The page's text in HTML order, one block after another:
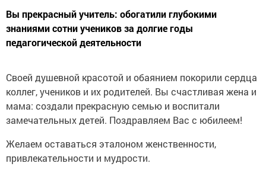
Вы прекрасный учитель: обогатили глубокими
знаниями сотни учеников за долгие годы
педагогической деятельности
Своей душевной красотой и обаянием покорили сердца
коллег, учеников и их родителей. Вы счастливая жена и
мама: создали прекрасную семью и воспитали
замечательных детей. Поздравляем Вас с юбилеем!
Желаем оставаться эталоном женственности,
привлекательности и мудрости.